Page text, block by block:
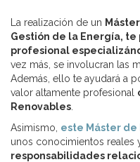
La realización de un
Gestión de la Energía,
profesional
vez más, se involucran las
Además, ello te ayudará a
valor altamente profesional
Renovables
Asimismo, este Máster de
unos conocimientos reales
responsabilidades